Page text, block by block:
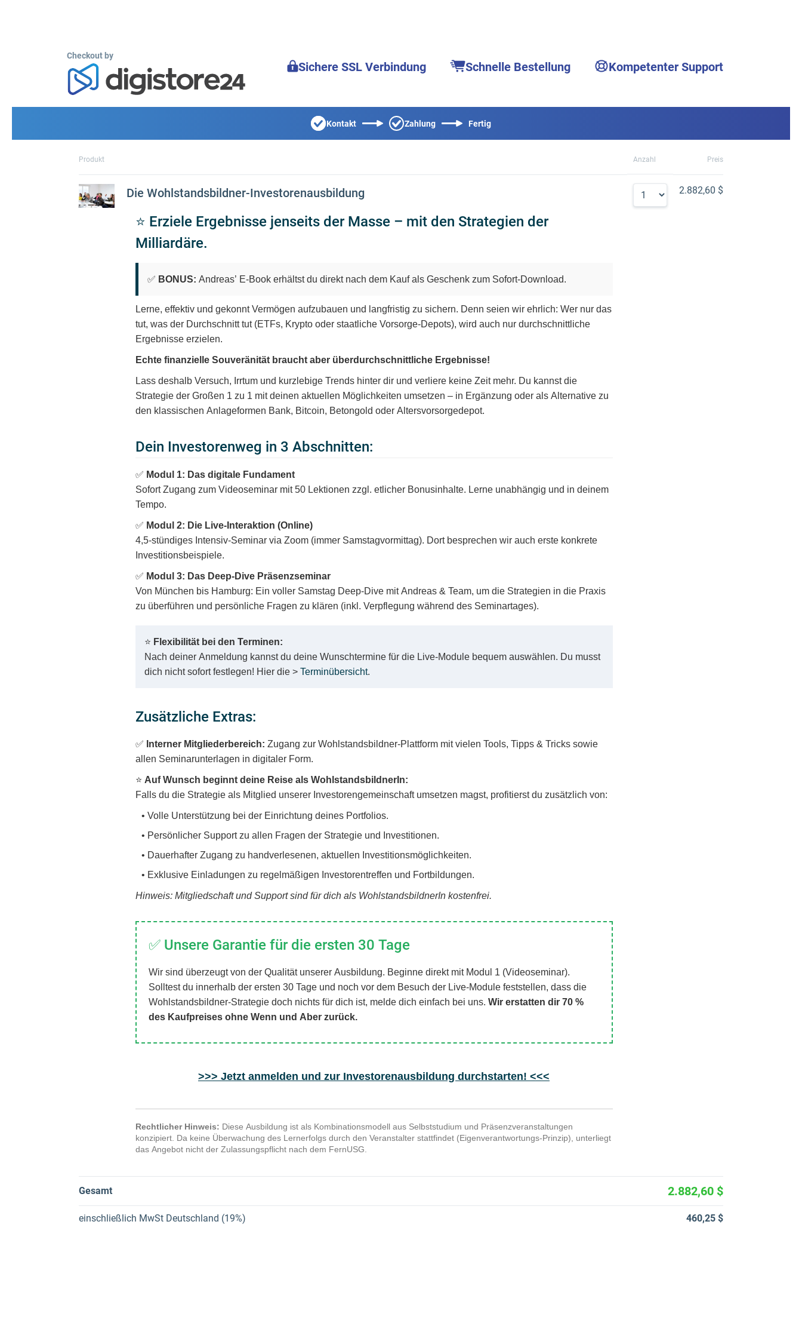
Checkout by
Sichere SSL Verbindung Schnelle Bestellung Kompetenter Support
Kontakt Zahlung Fertig
Produkt Anzahl Preis
Die Wohlstandsbildner-Investorenausbildung
⭐ Erziele Ergebnisse jenseits der Masse – mit den Strategien der
Milliardäre.
✅ BONUS: Andreas’ E-Book erhältst du direkt nach dem Kauf als Geschenk zum Sofort-Download.
Lerne, effektiv und gekonnt Vermögen aufzubauen und langfristig zu sichern. Denn seien wir ehrlich: Wer nur das
tut, was der Durchschnitt tut (ETFs, Krypto oder staatliche Vorsorge-Depots), wird auch nur durchschnittliche
Ergebnisse erzielen.
Echte finanzielle Souveränität braucht aber überdurchschnittliche Ergebnisse!
Lass deshalb Versuch, Irrtum und kurzlebige Trends hinter dir und verliere keine Zeit mehr. Du kannst die
Strategie der Großen 1 zu 1 mit deinen aktuellen Möglichkeiten umsetzen – in Ergänzung oder als Alternative zu
den klassischen Anlageformen Bank, Bitcoin, Betongold oder Altersvorsorgedepot.
Dein Investorenweg in 3 Abschnitten:
✅ Modul 1: Das digitale Fundament
Sofort Zugang zum Videoseminar mit 50 Lektionen zzgl. etlicher Bonusinhalte. Lerne unabhängig und in deinem
Tempo.
✅ Modul 2: Die Live-Interaktion (Online)
4,5-stündiges Intensiv-Seminar via Zoom (immer Samstagvormittag). Dort besprechen wir auch erste konkrete
Investitionsbeispiele.
✅ Modul 3: Das Deep-Dive Präsenzseminar
Von München bis Hamburg: Ein voller Samstag Deep-Dive mit Andreas & Team, um die Strategien in die Praxis
zu überführen und persönliche Fragen zu klären (inkl. Verpflegung während des Seminartages).
⭐ Flexibilität bei den Terminen:
Nach deiner Anmeldung kannst du deine Wunschtermine für die Live-Module bequem auswählen. Du musst
dich nicht sofort festlegen! Hier die > Terminübersicht.
Zusätzliche Extras:
✅ Interner Mitgliederbereich: Zugang zur Wohlstandsbildner-Plattform mit vielen Tools, Tipps & Tricks sowie
allen Seminarunterlagen in digitaler Form.
⭐ Auf Wunsch beginnt deine Reise als WohlstandsbildnerIn:
Falls du die Strategie als Mitglied unserer Investorengemeinschaft umsetzen magst, profitierst du zusätzlich von:
• Volle Unterstützung bei der Einrichtung deines Portfolios.
• Persönlicher Support zu allen Fragen der Strategie und Investitionen.
• Dauerhafter Zugang zu handverlesenen, aktuellen Investitionsmöglichkeiten.
• Exklusive Einladungen zu regelmäßigen Investorentreffen und Fortbildungen.
Hinweis: Mitgliedschaft und Support sind für dich als WohlstandsbildnerIn kostenfrei.
✅ Unsere Garantie für die ersten 30 Tage
Wir sind überzeugt von der Qualität unserer Ausbildung. Beginne direkt mit Modul 1 (Videoseminar).
Solltest du innerhalb der ersten 30 Tage und noch vor dem Besuch der Live-Module feststellen, dass die
Wohlstandsbildner-Strategie doch nichts für dich ist, melde dich einfach bei uns. Wir erstatten dir 70 %
des Kaufpreises ohne Wenn und Aber zurück.
>>> Jetzt anmelden und zur Investorenausbildung durchstarten! <<<
Rechtlicher Hinweis: Diese Ausbildung ist als Kombinationsmodell aus Selbststudium und Präsenzveranstaltungen
konzipiert. Da keine Überwachung des Lernerfolgs durch den Veranstalter stattfindet (Eigenverantwortungs-Prinzip), unterliegt
das Angebot nicht der Zulassungspflicht nach dem FernUSG.
2.882,60 $
Gesamt 2.882,60 $
einschließlich MwSt Deutschland (19%) 460,25 $